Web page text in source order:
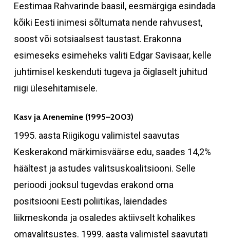
Eestimaa Rahvarinde baasil, eesmärgiga esindada
kõiki Eesti inimesi sõltumata nende rahvusest,
soost või sotsiaalsest taustast. Erakonna
esimeseks esimeheks valiti Edgar Savisaar, kelle
juhtimisel keskenduti tugeva ja õiglaselt juhitud
riigi ülesehitamisele.
Kasv ja Arenemine (1995–2003)
1995. aasta Riigikogu valimistel saavutas
Keskerakond märkimisväärse edu, saades 14,2%
häältest ja astudes valitsuskoalitsiooni. Selle
perioodi jooksul tugevdas erakond oma
positsiooni Eesti poliitikas, laiendades
liikmeskonda ja osaledes aktiivselt kohalikes
omavalitsustes. 1999. aasta valimistel saavutati